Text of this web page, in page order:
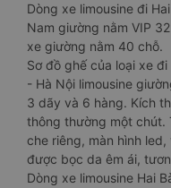
Dòng xe limousine đi
Nam giường nằm VIP
xe giường nằm 40 chỗ.
Sơ đồ ghế của loại xe
- Hà Nội limousine
3 dãy và 6 hàng. Kích
thông thường một chút.
che riêng, màn hình
được bọc da êm ái,
Dòng xe limousine Hai